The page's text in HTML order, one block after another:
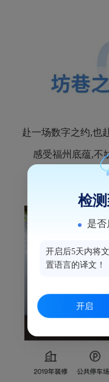
赴一场数字之约,也
感受福州底蕴,不
检
是否
开启后5天内将
置语言的译文！
开启